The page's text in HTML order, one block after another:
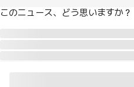
このニュース、どう思いますか？